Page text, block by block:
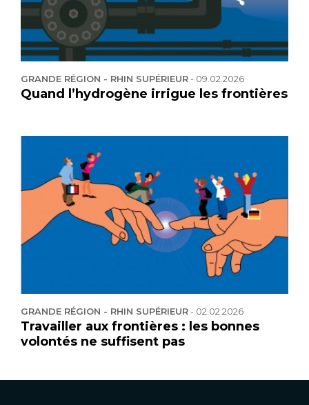
GRANDE RÉGION - RHIN SUPÉRIEUR- 09.02.2026
Quand l’hydrogène irrigue les frontières
GRANDE RÉGION - RHIN SUPÉRIEUR- 02.02.2026
Travailler aux frontières : les bonnes
volontés ne suffisent pas